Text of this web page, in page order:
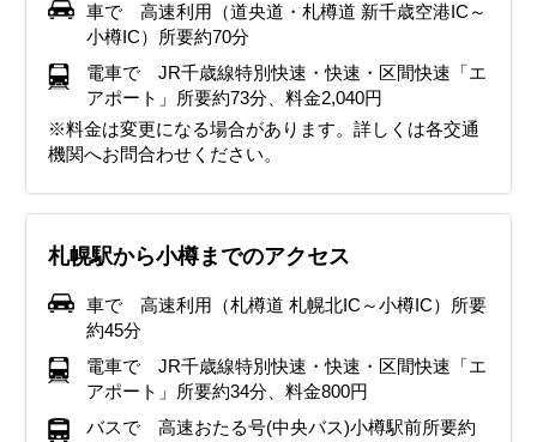
車で 高速利用（道央道・札樽道 新千歳空港IC～
小樽IC）所要約70分
電車で JR千歳線特別快速・快速・区間快速「エ
アポート」所要約73分、料金2,040円
※料金は変更になる場合があります。詳しくは各交通
機関へお問合わせください。
札幌駅から小樽までのアクセス
車で 高速利用（札樽道 札幌北IC～小樽IC）所要
約45分
電車で JR千歳線特別快速・快速・区間快速「エ
アポート」所要約34分、料金800円
バスで 高速おたる号(中央バス)小樽駅前所要約